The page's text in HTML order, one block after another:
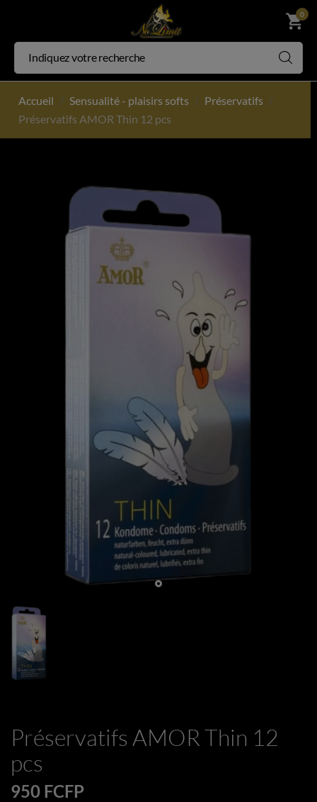
shopping_cart
0
Accueil Sensualité - plaisirs softs
Préservatifs
Préservatifs AMOR Thin 12 pcs
Préservatifs AMOR Thin 12
pcs
950 FCFP